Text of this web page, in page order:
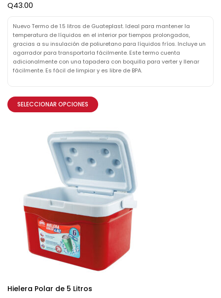
Q43.00
Nuevo Termo de 1.5 litros de Guateplast. Ideal para mantener la
temperatura de líquidos en el interior por tiempos prolongados,
gracias a su insulación de poliuretano para líquidos fríos. Incluye un
agarrador para transportarla fácilmente. Este termo cuenta
adicionalmente con una tapadera con boquilla para verter y llenar
fácilmente. Es fácil de limpiar y es libre de BPA.
SELECCIONAR OPCIONES
Hielera Polar de 5 Litros